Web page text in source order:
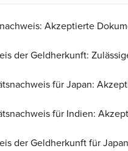
Akzeptierte
der Geldherkunft:
für Japan:
für Indien:
der Geldherkunft für